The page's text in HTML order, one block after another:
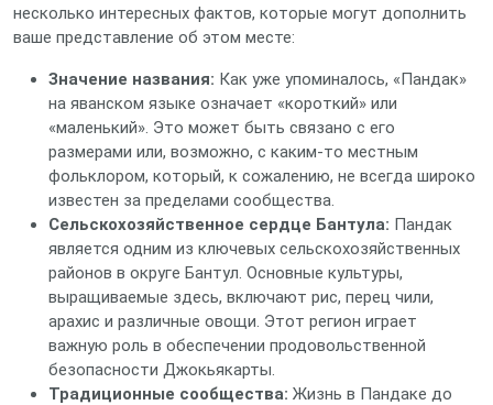
несколько интересных фактов, которые могут дополнить
ваше представление об этом месте:
Значение названия: Как уже упоминалось, «Пандак»
на яванском языке означает «короткий» или
«маленький». Это может быть связано с его
размерами или, возможно, с каким-то местным
фольклором, который, к сожалению, не всегда широко
известен за пределами сообщества.
Сельскохозяйственное сердце Бантула: Пандак
является одним из ключевых сельскохозяйственных
районов в округе Бантул. Основные культуры,
выращиваемые здесь, включают рис, перец чили,
арахис и различные овощи. Этот регион играет
важную роль в обеспечении продовольственной
безопасности Джокьякарты.
Традиционные сообщества: Жизнь в Пандаке до